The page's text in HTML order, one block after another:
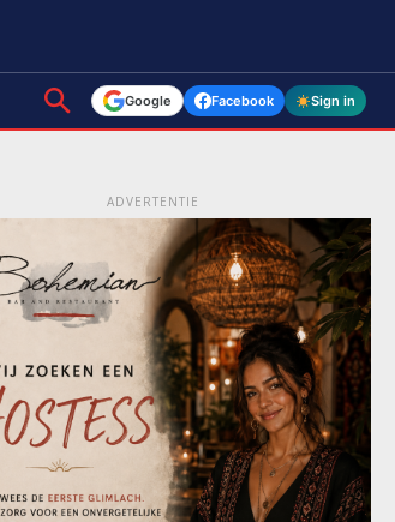
Google Facebook Sign in
ADVERTENTIE